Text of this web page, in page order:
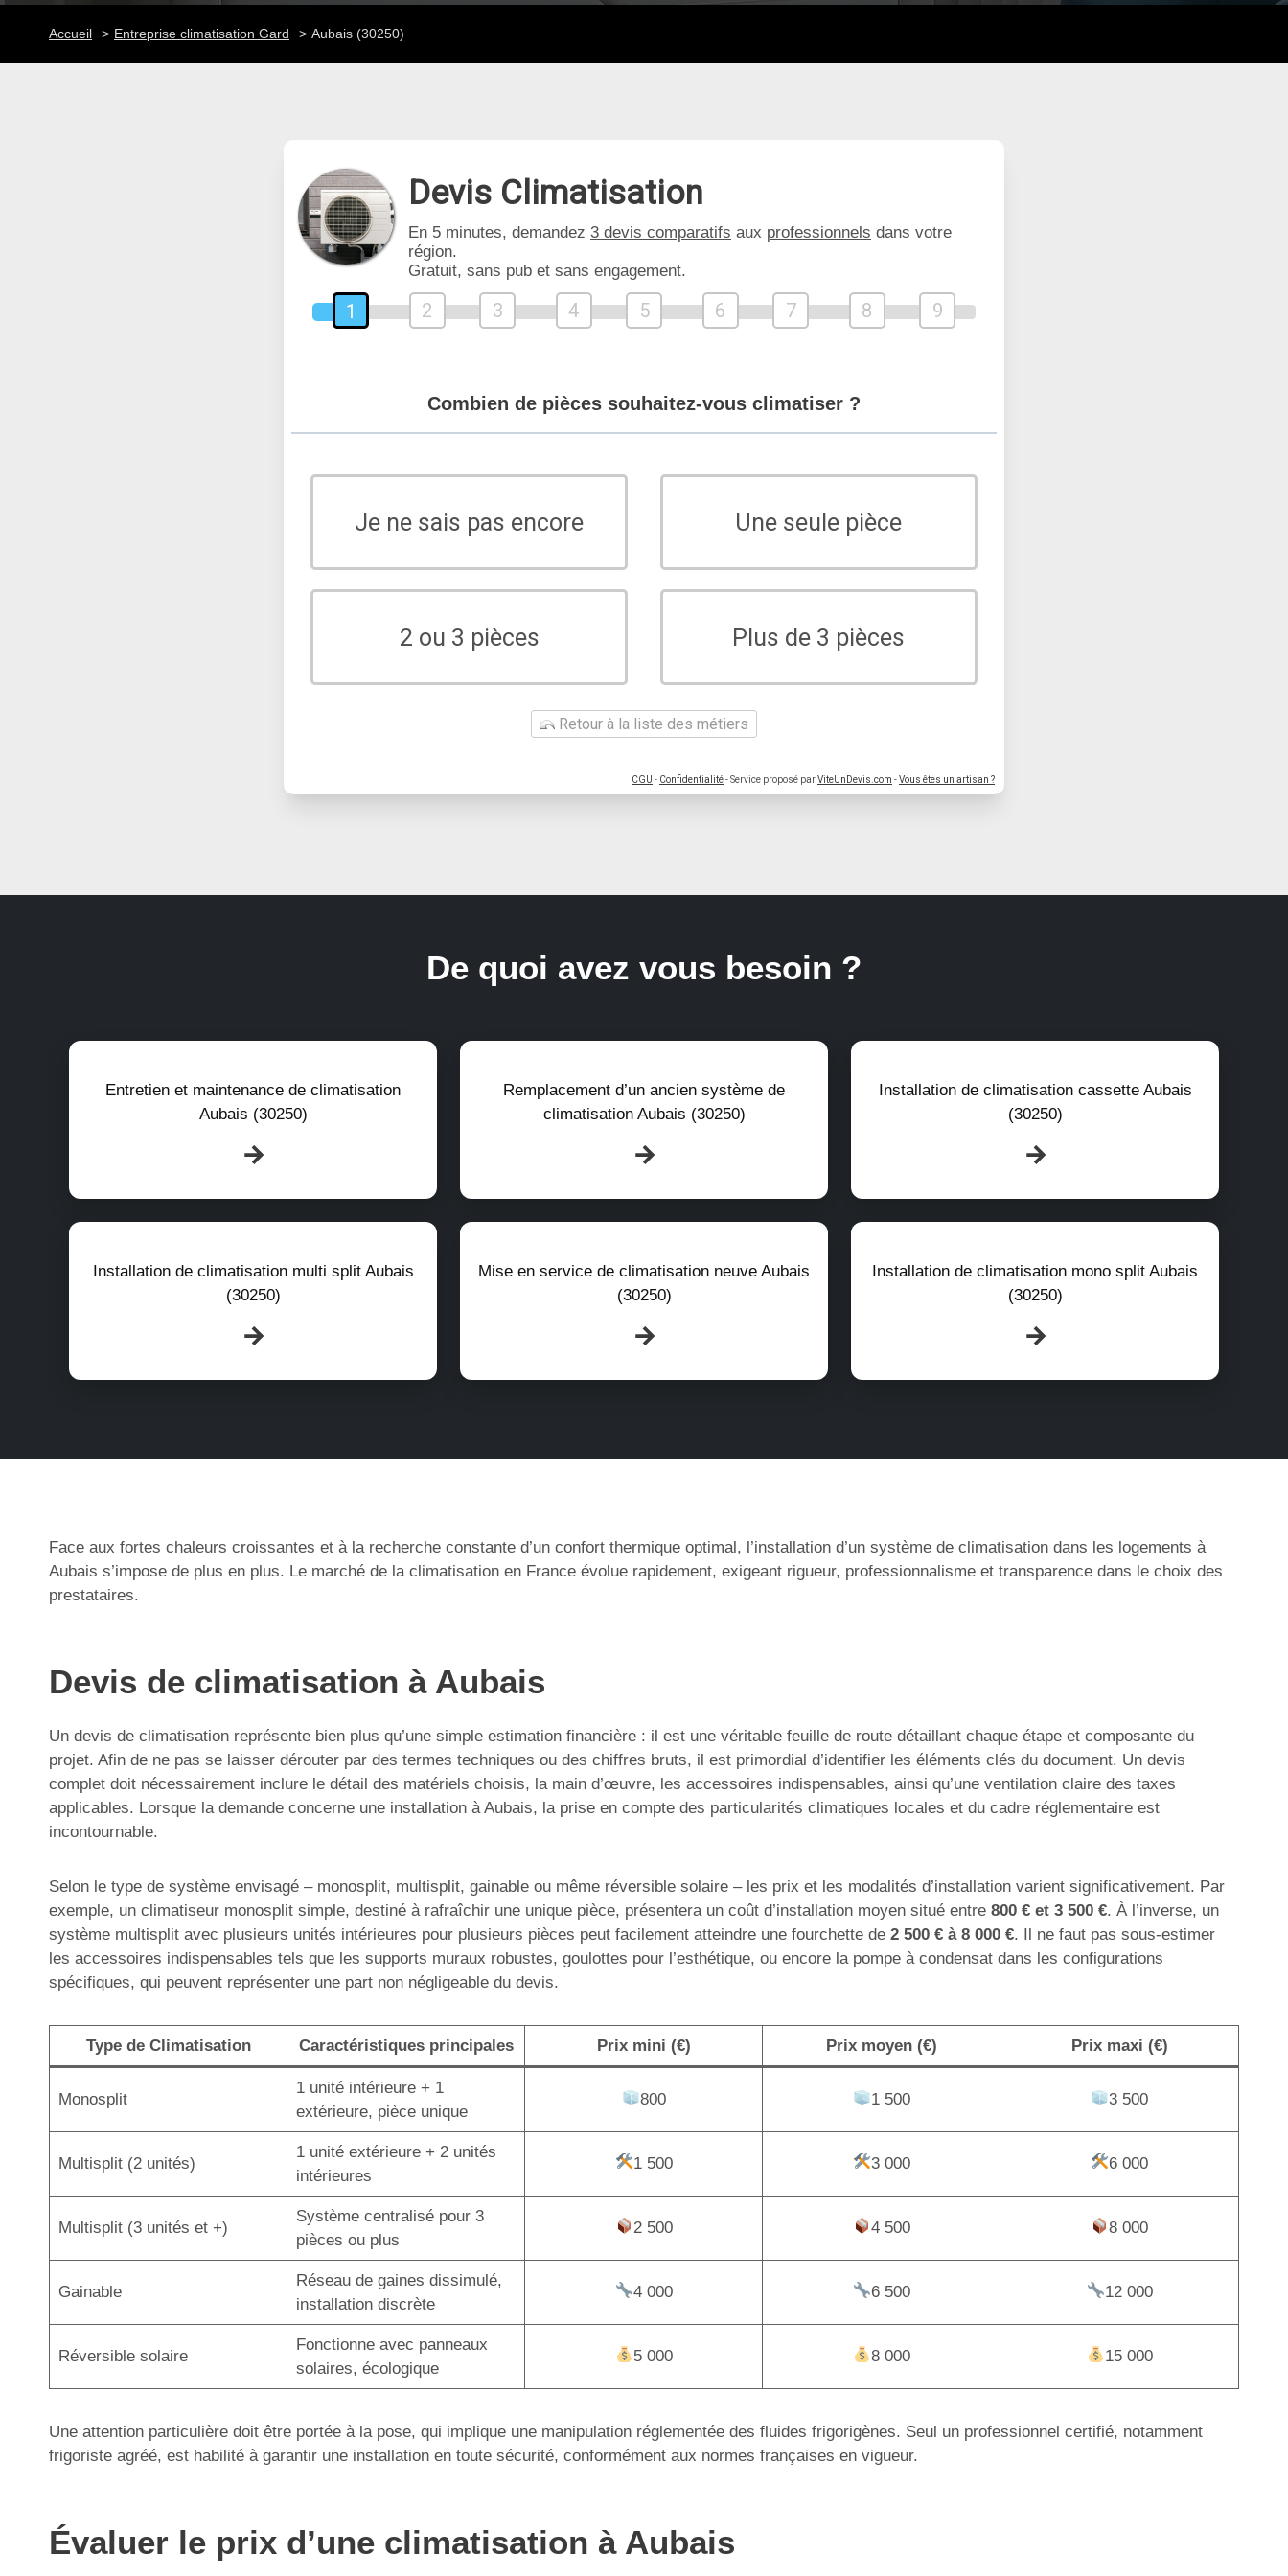
Accueil Entreprise climatisation Gard Aubais (30250)
Devis Climatisation
En 5 minutes, demandez 3 devis comparatifs aux professionnels dans votre
région.
Gratuit, sans pub et sans engagement.
1 2 3 4 5 6 7 8 9
Combien de pièces souhaitez-vous climatiser ?
Je ne sais pas encore Une seule pièce
2 ou 3 pièces Plus de 3 pièces
Retour à la liste des métiers
CGU - Confidentialité- Service proposé parViteUnDevis.com -Vous êtes un artisan ?
De quoi avez vous besoin ?
Entretien et maintenance de climatisation
Aubais (30250)
Remplacement d’un ancien système de
climatisation Aubais (30250)
Installation de climatisation cassette Aubais
(30250)
Installation de climatisation multi split Aubais
(30250)
Mise en service de climatisation neuve Aubais
(30250)
Installation de climatisation mono split Aubais
(30250)
Face aux fortes chaleurs croissantes et à la recherche constante d’un confort thermique optimal, l’installation d’un système de climatisation dans les logements à
Aubais s’impose de plus en plus. Le marché de la climatisation en France évolue rapidement, exigeant rigueur, professionnalisme et transparence dans le choix des
prestataires.
Devis de climatisation à Aubais
Un devis de climatisation représente bien plus qu’une simple estimation financière : il est une véritable feuille de route détaillant chaque étape et composante du
projet. Afin de ne pas se laisser dérouter par des termes techniques ou des chiffres bruts, il est primordial d’identifier les éléments clés du document. Un devis
complet doit nécessairement inclure le détail des matériels choisis, la main d’œuvre, les accessoires indispensables, ainsi qu’une ventilation claire des taxes
applicables. Lorsque la demande concerne une installation à Aubais, la prise en compte des particularités climatiques locales et du cadre réglementaire est
incontournable.
Selon le type de système envisagé – monosplit, multisplit, gainable ou même réversible solaire – les prix et les modalités d’installation varient significativement. Par
exemple, un climatiseur monosplit simple, destiné à rafraîchir une unique pièce, présentera un coût d’installation moyen situé entre 800 € et 3 500 €. À l’inverse, un
système multisplit avec plusieurs unités intérieures pour plusieurs pièces peut facilement atteindre une fourchette de 2 500 € à 8 000 €. Il ne faut pas sous-estimer
les accessoires indispensables tels que les supports muraux robustes, goulottes pour l’esthétique, ou encore la pompe à condensat dans les configurations
spécifiques, qui peuvent représenter une part non négligeable du devis.
Type de Climatisation Caractéristiques principales Prix mini (€) Prix moyen (€) Prix maxi (€)
Monosplit
1 unité intérieure + 1
extérieure, pièce unique
800 1 500 3 500
Multisplit (2 unités)
1 unité extérieure + 2 unités
intérieures
1 500 3 000 6 000
Multisplit (3 unités et +)
Système centralisé pour 3
pièces ou plus
2 500 4 500 8 000
Gainable
Réseau de gaines dissimulé,
installation discrète
4 000 6 500 12 000
Réversible solaire
Fonctionne avec panneaux
solaires, écologique
5 000 8 000 15 000
Une attention particulière doit être portée à la pose, qui implique une manipulation réglementée des fluides frigorigènes. Seul un professionnel certifié, notamment
frigoriste agréé, est habilité à garantir une installation en toute sécurité, conformément aux normes françaises en vigueur.
Évaluer le prix d’une climatisation à Aubais